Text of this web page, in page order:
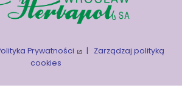
Prywatności | Zarządzaj polityką
cookies